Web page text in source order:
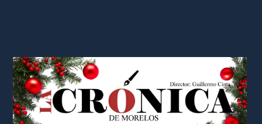
To
Top